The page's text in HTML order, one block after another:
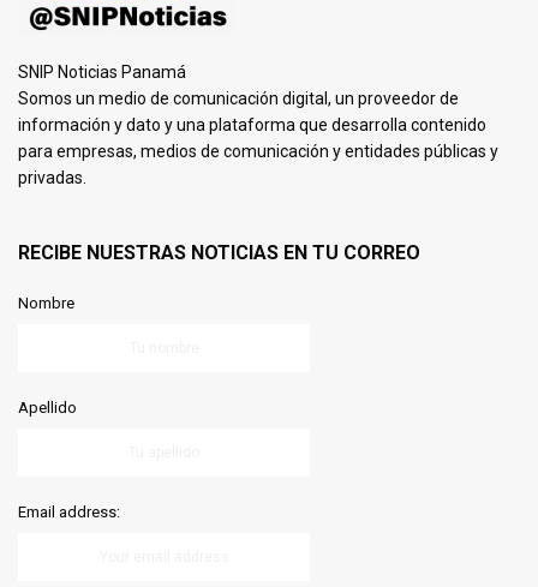
SNIP Noticias Panamá
Somos un medio de comunicación digital, un proveedor de
información y dato y una plataforma que desarrolla contenido
para empresas, medios de comunicación y entidades públicas y
privadas.
RECIBE NUESTRAS NOTICIAS EN TU CORREO
Nombre
Apellido
Email address: